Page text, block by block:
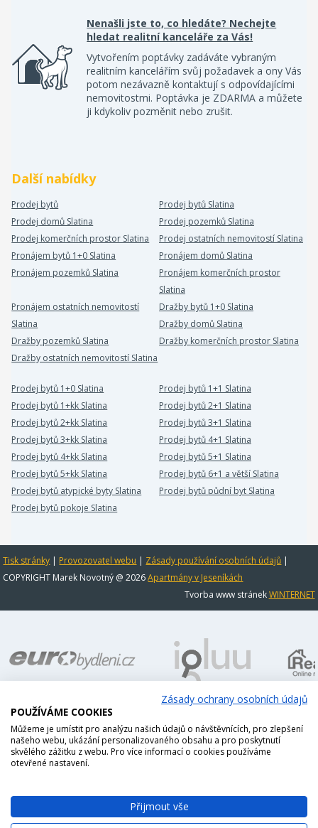
Nenašli jste to, co hledáte? Nechejte
hledat realitní kanceláře za Vás!
Vytvořením poptávky zadáváte vybraným
realitním kancelářím svůj požadavek a ony Vás
potom nezávazně kontaktují s odpovídajícími
nemovitostmi. Poptávka je ZDARMA a můžete
ji kdykoliv pozměnit nebo zrušit.
Další nabídky
Prodej bytů
Prodej bytů Slatina
Prodej domů Slatina
Prodej pozemků Slatina
Prodej komerčních prostor Slatina
Prodej ostatních nemovitostí Slatina
Pronájem bytů 1+0 Slatina
Pronájem domů Slatina
Pronájem pozemků Slatina
Pronájem komerčních prostor
Slatina
Pronájem ostatních nemovitostí
Slatina
Dražby bytů 1+0 Slatina
Dražby domů Slatina
Dražby pozemků Slatina
Dražby komerčních prostor Slatina
Dražby ostatních nemovitostí Slatina
Prodej bytů 1+0 Slatina
Prodej bytů 1+1 Slatina
Prodej bytů 1+kk Slatina
Prodej bytů 2+1 Slatina
Prodej bytů 2+kk Slatina
Prodej bytů 3+1 Slatina
Prodej bytů 3+kk Slatina
Prodej bytů 4+1 Slatina
Prodej bytů 4+kk Slatina
Prodej bytů 5+1 Slatina
Prodej bytů 5+kk Slatina
Prodej bytů 6+1 a větší Slatina
Prodej bytů atypické byty Slatina
Prodej bytů půdní byt Slatina
Prodej bytů pokoje Slatina
Tisk stránky | Provozovatel webu | Zásady používání osobních údajů |
COPYRIGHT Marek Novotný @ 2026Apartmány v Jeseníkách
Tvorba www stránekWINTERNET
Zásady ochrany osobních údajů
POUŽÍVÁME COOKIES
Můžeme je umístit pro analýzu našich údajů o návštěvnících, pro zlepšení
našeho webu, ukázání personalizovaného obsahu a pro poskytnutí
skvělého zážitku z webu. Pro více informací o cookies používáme
otevřené nastavení.
Přijmout vše